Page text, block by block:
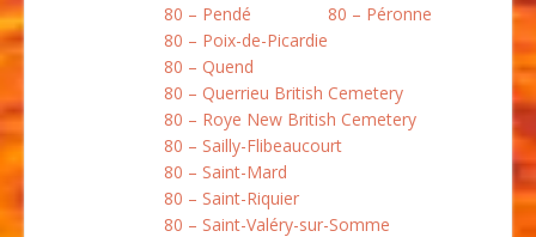
80 – Pendé
80 – Péronne
80 – Poix-de-Picardie
80 – Quend
80 – Querrieu British Cemetery
80 – Roye New British Cemetery
80 – Sailly-Flibeaucourt
80 – Saint-Mard
80 – Saint-Riquier
80 – Saint-Valéry-sur-Somme